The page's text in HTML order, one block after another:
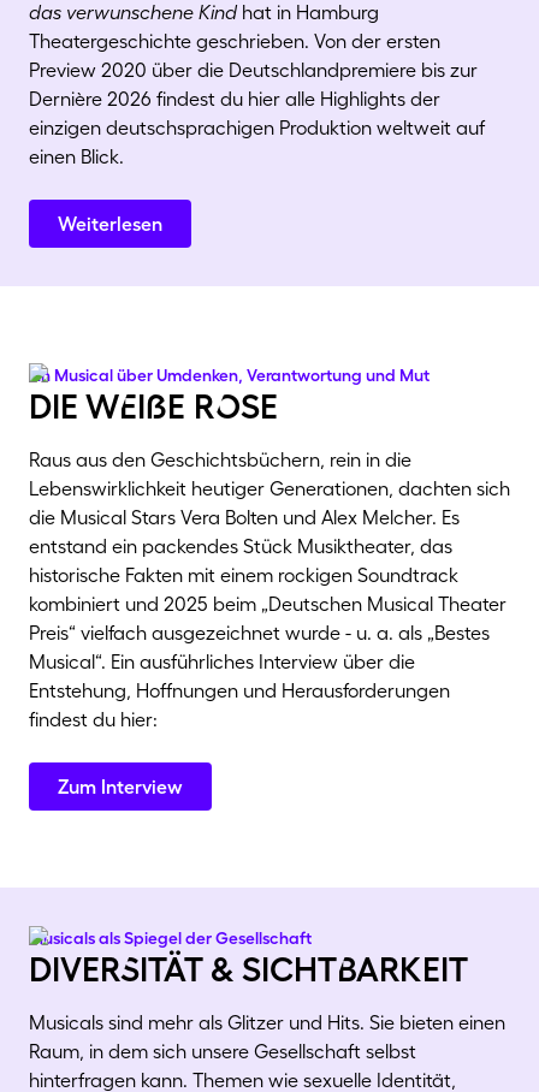
das verwunschene Kind hat in Hamburg
Theatergeschichte geschrieben. Von der ersten
Preview 2020 über die Deutschlandpremiere bis zur
Dernière 2026 findest du hier alle Highlights der
einzigen deutschsprachigen Produktion weltweit auf
einen Blick.
Weiterlesen
die wEiße rOse
Ein Musical über Umdenken, Verantwortung und Mut
Raus aus den Geschichtsbüchern, rein in die
Lebenswirklichkeit heutiger Generationen, dachten sich
die Musical Stars Vera Bolten und Alex Melcher. Es
entstand ein packendes Stück Musiktheater, das
historische Fakten mit einem rockigen Soundtrack
kombiniert und 2025 beim „Deutschen Musical Theater
Preis“ vielfach ausgezeichnet wurde - u. a. als „Bestes
Musical“. Ein ausführliches Interview über die
Entstehung, Hoffnungen und Herausforderungen
findest du hier:
Zum Interview
diverSität & sichtBarkeit
Musicals als Spiegel der Gesellschaft
Musicals sind mehr als Glitzer und Hits. Sie bieten einen
Raum, in dem sich unsere Gesellschaft selbst
hinterfragen kann. Themen wie sexuelle Identität,